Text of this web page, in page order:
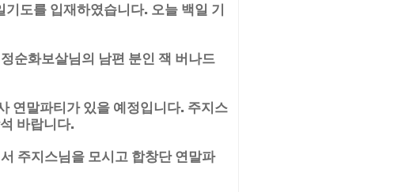
도를 입재하였습니다. 오늘 백일 기
순화보살님의 남편 분인 잭 버나드
연말파티가 있을 예정입니다. 주지스
바랍니다.
주지스님을 모시고 합창단 연말파